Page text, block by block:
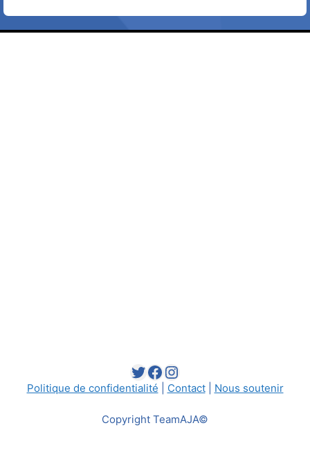
Twitter
Facebook
Instagram
Politique de confidentialité Contact| Nous soutenir
Copyright TeamAJA©